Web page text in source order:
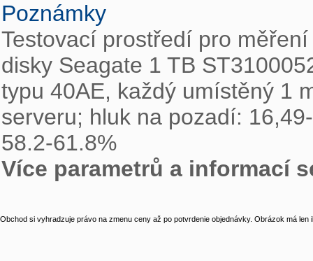
Poznámky
Testovací prostředí pro
disky Seagate 1 TB
typu 40AE, každý umístěný 1
serveru; hluk na pozadí:
Více parametrů a informací
Obchod si vyhradzuje právo na zmenu ceny až po potvrdenie objednávky. Obrázok má len